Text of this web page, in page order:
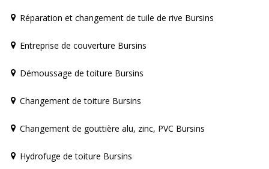
Réparation et changement de tuile de rive Bursins
Entreprise de couverture Bursins
Démoussage de toiture Bursins
Changement de toiture Bursins
Changement de gouttière alu, zinc, PVC Bursins
Hydrofuge de toiture Bursins